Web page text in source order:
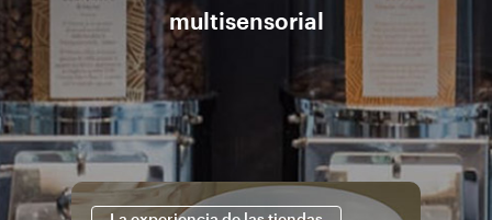
multisensorial